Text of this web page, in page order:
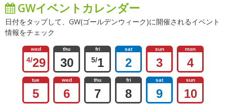
GWイベントカレンダー
日付をタップして、GW(ゴールデンウィーク)に開催されるイベント
情報をチェック
wed
4/29
thu
30
fri
5/1
sat
2
sun
3
mon
4
tue
5
wed
6
thu
7
fri
8
sat
9
sun
10